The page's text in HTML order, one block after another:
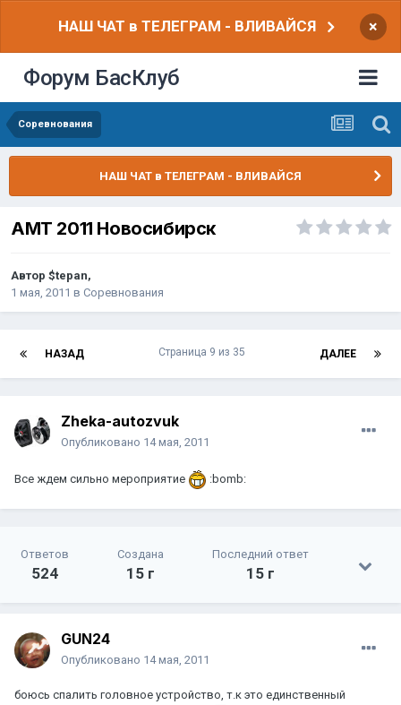
НАШ ЧАТ в ТЕЛЕГРАМ - ВЛИВАЙСЯ ×
Форум БасКлуб
Соревнования
НАШ ЧАТ в ТЕЛЕГРАМ - ВЛИВАЙСЯ
АМТ 2011 Новосибирск
Автор $tepan,
1 мая, 2011 в Соревнования
НАЗАД ДАЛЕЕ
Страница 9 из 35
Zheka-autozvuk
Опубликовано 14 мая, 2011
Все ждем сильно мероприятие :bomb:
Ответов
524
Создана
15 г
Последний ответ
15 г
GUN24
Опубликовано 14 мая, 2011
боюсь спалить головное устройство, т.к это единственный